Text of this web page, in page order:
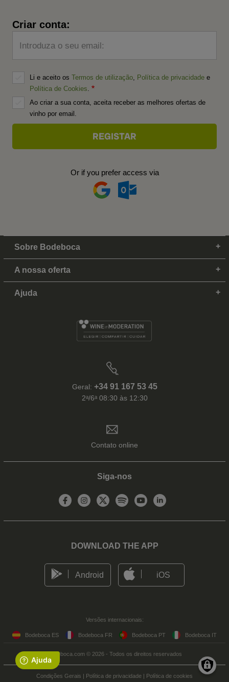
Criar conta:
Introduza o seu email:
Li e aceito os Termos de utilização Política de privacidade e
Política de Cookies
Ao criar a sua conta, aceita receber as melhores ofertas de
vinho por email.
Or if you prefer access via
Sobre Bodeboca
A nossa oferta
Ajuda
Geral: +34 91 167 53 45
2ᵃ/6ᵃ 08:30 às 12:30
Contato online
Siga-nos
DOWNLOAD THE APP
Android iOS
Versões internacionais:
Bodeboca ES Bodeboca FR Bodeboca PT Bodeboca IT
Bodeboca.com © 2026 - Todos os direitos reservados
Condições Gerais | Política de privacidade | Política de cookies